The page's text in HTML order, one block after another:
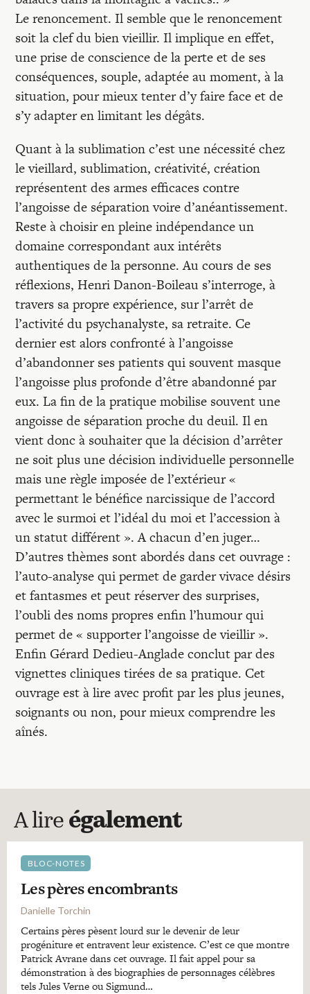
Le renoncement. Il semble que le renoncement
soit la clef du bien vieillir. Il implique en effet,
une prise de conscience de la perte et de ses
conséquences, souple, adaptée au moment, à la
situation, pour mieux tenter d’y faire face et de
s’y adapter en limitant les dégâts.
Quant à la sublimation c’est une nécessité chez
le vieillard, sublimation, créativité, création
représentent des armes efficaces contre
l’angoisse de séparation voire d’anéantissement.
Reste à choisir en pleine indépendance un
domaine correspondant aux intérêts
authentiques de la personne. Au cours de ses
réflexions, Henri Danon-Boileau s’interroge, à
travers sa propre expérience, sur l’arrêt de
l’activité du psychanalyste, sa retraite. Ce
dernier est alors confronté à l’angoisse
d’abandonner ses patients qui souvent masque
l’angoisse plus profonde d’être abandonné par
eux. La fin de la pratique mobilise souvent une
angoisse de séparation proche du deuil. Il en
vient donc à souhaiter que la décision d’arrêter
ne soit plus une décision individuelle personnelle
mais une règle imposée de l’extérieur «
permettant le bénéfice narcissique de l’accord
avec le surmoi et l’idéal du moi et l’accession à
un statut différent ». A chacun d’en juger…
D’autres thèmes sont abordés dans cet ouvrage :
l’auto-analyse qui permet de garder vivace désirs
et fantasmes et peut réserver des surprises,
l’oubli des noms propres enfin l’humour qui
permet de « supporter l’angoisse de vieillir ».
Enfin Gérard Dedieu-Anglade conclut par des
vignettes cliniques tirées de sa pratique. Cet
ouvrage est à lire avec profit par les plus jeunes,
soignants ou non, pour mieux comprendre les
aînés.
A lire également
BLOC-NOTES
Les pères encombrants
Danielle Torchin
Certains pères pèsent lourd sur le devenir de leur
progéniture et entravent leur existence. C’est ce que montre
Patrick Avrane dans cet ouvrage. Il fait appel pour sa
démonstration à des biographies de personnages célèbres
tels Jules Verne ou Sigmund…